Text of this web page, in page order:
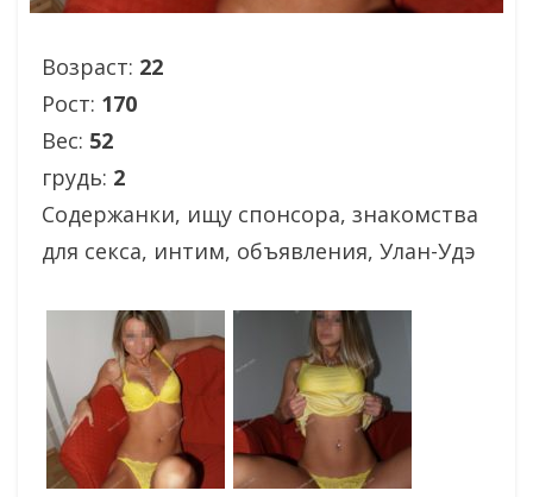
Возраст: 22
Рост: 170
Вес: 52
грудь: 2
Содержанки, ищу спонсора, знакомства
для секса, интим, объявления, Улан-Удэ